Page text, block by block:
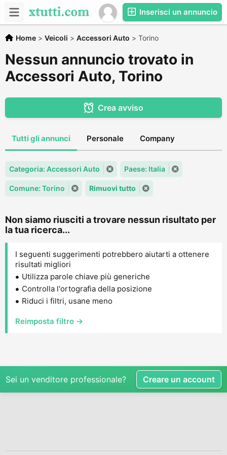
Inserisci un annuncio
Home > Veicoli > Accessori Auto > Torino
Nessun annuncio trovato in
Accessori Auto, Torino
Crea avviso
Tutti gli annunci Personale Company
Categoria: Accessori Auto Paese: Italia
Comune: Torino Rimuovi tutto
Non siamo riusciti a trovare nessun risultato per
la tua ricerca...
I seguenti suggerimenti potrebbero aiutarti a ottenere
risultati migliori
Utilizza parole chiave più generiche
Controlla l'ortografia della posizione
Riduci i filtri, usane meno
Reimposta filtro →
Sei un venditore professionale? Creare un account